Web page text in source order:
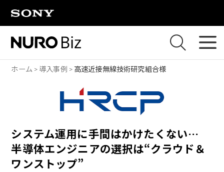
ホーム 導入事例 高速近接無線技術研究組合様
システム運用に手間はかけたくない…
半導体エンジニアの選択は“クラウド＆
ワンストップ”